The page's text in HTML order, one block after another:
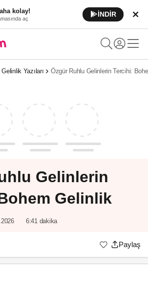
kolay!
aç
İNDİR
Gelinlik Yazıları Özgür Ruhlu Gelinlerin Tercihi:
Gelinlerin
Gelinlik
6:41 dakika
Paylaş